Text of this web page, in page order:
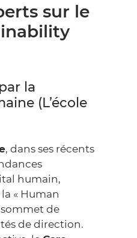
sur le
la
(L’école
, dans ses récents
humain,
« Human
de
de direction.